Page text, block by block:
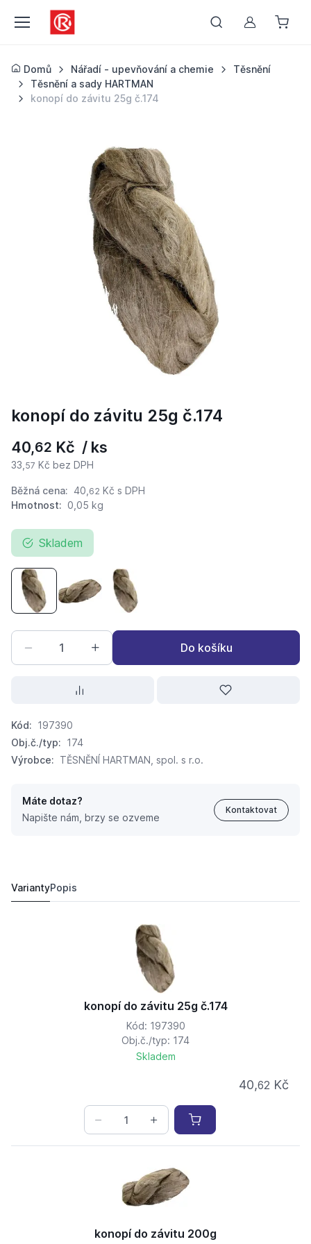
Můj účet
Domů Nářadí - upevňování a chemie
Těsnění
Těsnění a sady HARTMAN
konopí do závitu 25g č.174
konopí do závitu 25g č.174
40,62 Kč / ks
33, 57 Kč bez DPH
Běžná cena: 40, 62 Kč s DPH
Hmotnost: 0,05 kg
Skladem
konopí do závitu 25g č.174
konopí do závitu 200g
konopí do závitu 500g
Do košíku
Kód: 197390
Obj.č./typ: 174
Výrobce: TĚSNĚNÍ HARTMAN, spol. s r.o.
Máte dotaz?
Napište nám, brzy se ozveme
Kontaktovat
VariantyPopis
konopí do závitu 25g č.174
Kód: 197390
Obj.č./typ: 174
Skladem
40,62 Kč
konopí do závitu 200g